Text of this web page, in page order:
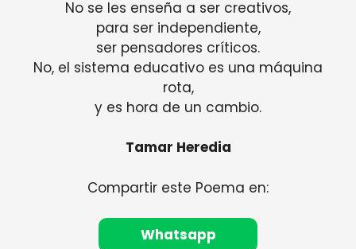
No se les enseña a ser creativos,
para ser independiente,
ser pensadores críticos.
No, el sistema educativo es una máquina
rota,
y es hora de un cambio.
Tamar Heredia
Compartir este Poema en:
Whatsapp